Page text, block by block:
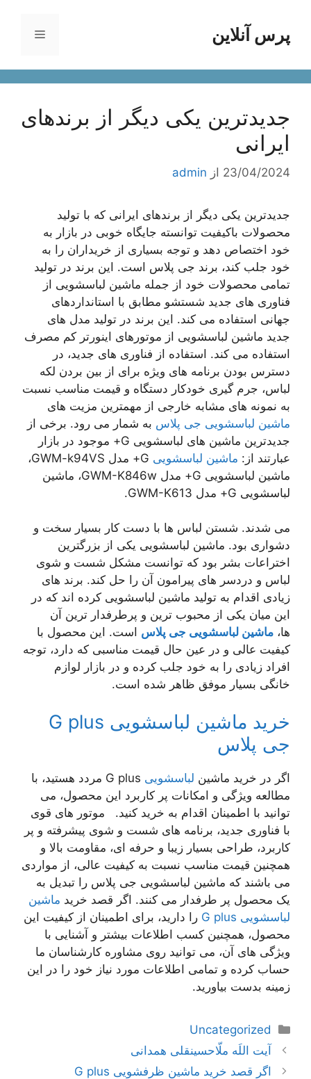
محتواپرس آنلاین فهرست
جدیدترین یکی دیگر از برندهای
ایرانی
23/04/2024 از admin
جدیدترین یکی دیگر از برندهای ایرانی که با تولید
محصولات باکیفیت توانسته جایگاه خوبی در بازار به
خود اختصاص دهد و توجه بسیاری از خریداران را به
خود جلب کند، برند جی پلاس است. این برند در تولید
تمامی محصولات خود از جمله ماشین لباسشویی از
فناوری های جدید شستشو مطابق با استانداردهای
جهانی استفاده می کند. این برند در تولید مدل های
جدید ماشین لباسشویی از موتورهای اینورتر کم مصرف
استفاده می کند. استفاده از فناوری های جدید، در
دسترس بودن برنامه های ویژه برای از بین بردن لکه
لباس، جرم گیری خودکار دستگاه و قیمت مناسب نسبت
به نمونه های مشابه خارجی از مهمترین مزیت های
ماشین لباسشویی جی پلاس به شمار می رود. برخی از
جدیدترین ماشین های لباسشویی G+ موجود در بازار
عبارتند از: ماشین لباسشویی
G+ مدل GWM-k94VS،
ماشین لباسشویی G+ مدل GWM-K846w، ماشین
لباسشویی G+ مدل GWM-K613.
می شدند. شستن لباس ها با دست کار بسیار سخت و
دشواری بود. ماشین لباسشویی یکی از بزرگترین
اختراعات بشر بود که توانست مشکل شست و شوی
لباس و دردسر های پیرامون آن را حل کند. برند های
زیادی اقدام به تولید ماشین لباسشویی کرده اند که در
این میان یکی از محبوب ترین و پرطرفدار ترین آن
ها، ماشین لباسشویی جی پلاس است. این محصول با
کیفیت عالی و در عین حال قیمت مناسبی که دارد، توجه
افراد زیادی را به خود جلب کرده و در بازار لوازم
خانگی بسیار موفق ظاهر شده است.
خرید ماشین لباسشویی G plus
جی پلاس
اگر در خرید ماشین لباسشویی
G plus مردد هستید، با
مطالعه ویژگی و امکانات پر کاربرد این محصول، می
توانید با اطمینان اقدام به خرید کنید. موتور های قوی
با فناوری جدید، برنامه های شست و شوی پیشرفته و پر
کاربرد، طراحی بسیار زیبا و حرفه ای، مقاومت بالا و
همچنین قیمت مناسب نسبت به کیفیت عالی، از مواردی
می باشند که ماشین لباسشویی جی پلاس را تبدیل به
یک محصول پر طرفدار می کنند. اگر قصد خرید ماشین
لباسشویی G plus
را دارید، برای اطمینان از کیفیت این
محصول، همچنین کسب اطلاعات بیشتر و آشنایی با
ویژگی‌ های آن، می توانید روی مشاوره کارشناسان ما
حساب کرده و تمامی اطلاعات مورد نیاز خود را در این
زمینه بدست بیاورید.
دسته‌ها
Uncategorized
ناوبری
نوشته‌ها
آیت اللَه ملّاحسینقلی همدانی
اگر قصد خرید ماشین ظرفشویی G plus